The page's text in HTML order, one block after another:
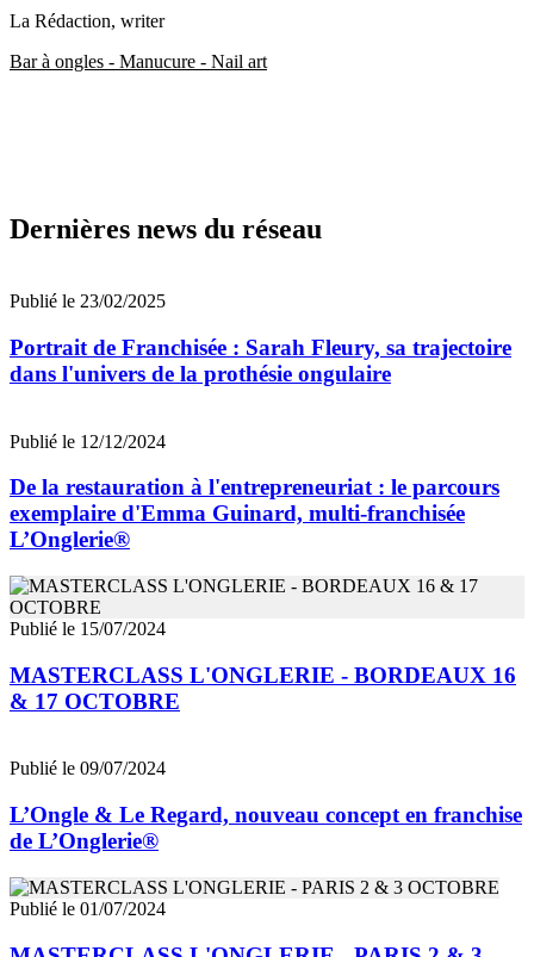
La Rédaction, writer
Bar à ongles - Manucure - Nail art
Dernières news du réseau
Publié le 23/02/2025
Portrait de Franchisée : Sarah Fleury, sa trajectoire
dans l'univers de la prothésie ongulaire
Publié le 12/12/2024
De la restauration à l'entrepreneuriat : le parcours
exemplaire d'Emma Guinard, multi-franchisée
L’Onglerie®
Publié le 15/07/2024
MASTERCLASS L'ONGLERIE - BORDEAUX 16
& 17 OCTOBRE
Publié le 09/07/2024
L’Ongle & Le Regard, nouveau concept en franchise
de L’Onglerie®
Publié le 01/07/2024